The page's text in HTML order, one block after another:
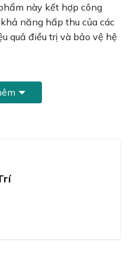
này kết hợp công
năng hấp thu của các
quả điều trị và bảo vệ hệ